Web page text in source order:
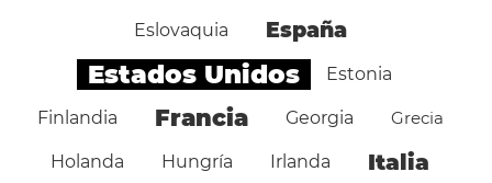
Eslovaquia España
Estados Unidos Estonia
Finlandia Francia Georgia Grecia
Holanda Hungría Irlanda Italia